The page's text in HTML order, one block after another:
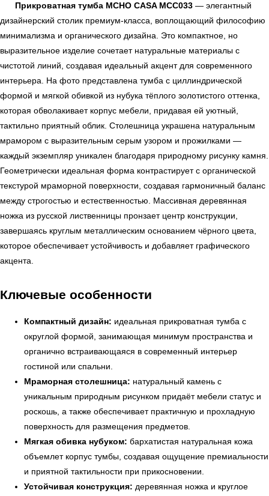
Прикроватная тумба MCHO CASA MCC033 — элегантный
дизайнерский столик премиум-класса, воплощающий философию
минимализма и органического дизайна. Это компактное, но
выразительное изделие сочетает натуральные материалы с
чистотой линий, создавая идеальный акцент для современного
интерьера. На фото представлена тумба с циллиндрической
формой и мягкой обивкой из нубука тёплого золотистого оттенка,
которая обволакивает корпус мебели, придавая ей уютный,
тактильно приятный облик. Столешница украшена натуральным
мрамором с выразительным серым узором и прожилками —
каждый экземпляр уникален благодаря природному рисунку камня.
Геометрически идеальная форма контрастирует с органической
текстурой мраморной поверхности, создавая гармоничный баланс
между строгостью и естественностью. Массивная деревянная
ножка из русской лиственницы пронзает центр конструкции,
завершаясь круглым металлическим основанием чёрного цвета,
которое обеспечивает устойчивость и добавляет графического
акцента.
Ключевые особенности
Компактный дизайн: идеальная прикроватная тумба с
округлой формой, занимающая минимум пространства и
органично встраивающаяся в современный интерьер
гостиной или спальни.
Мраморная столешница: натуральный камень с
уникальным природным рисунком придаёт мебели статус и
роскошь, а также обеспечивает практичную и прохладную
поверхность для размещения предметов.
Мягкая обивка нубуком: бархатистая натуральная кожа
объемлет корпус тумбы, создавая ощущение премиальности
и приятной тактильности при прикосновении.
Устойчивая конструкция: деревянная ножка и круглое